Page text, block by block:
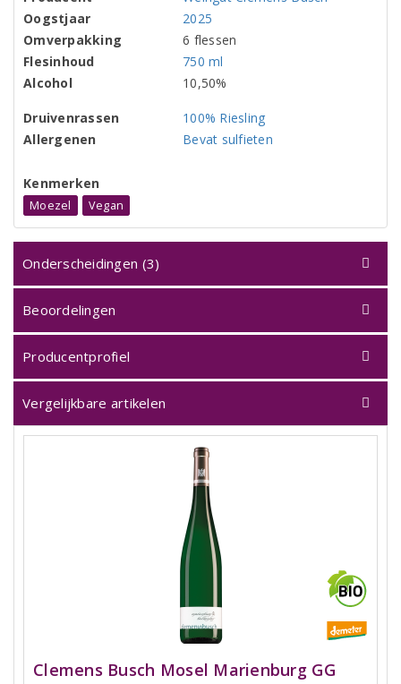
Oogstjaar
2025
Omverpakking
6 flessen
Flesinhoud
750 ml
Alcohol
10,50%
Druivenrassen
100% Riesling
Allergenen
Bevat sulfieten
Kenmerken
Moezel Vegan
Onderscheidingen (3)
Beoordelingen
Producentprofiel
Vergelijkbare artikelen
Clemens Busch Mosel Marienburg GG